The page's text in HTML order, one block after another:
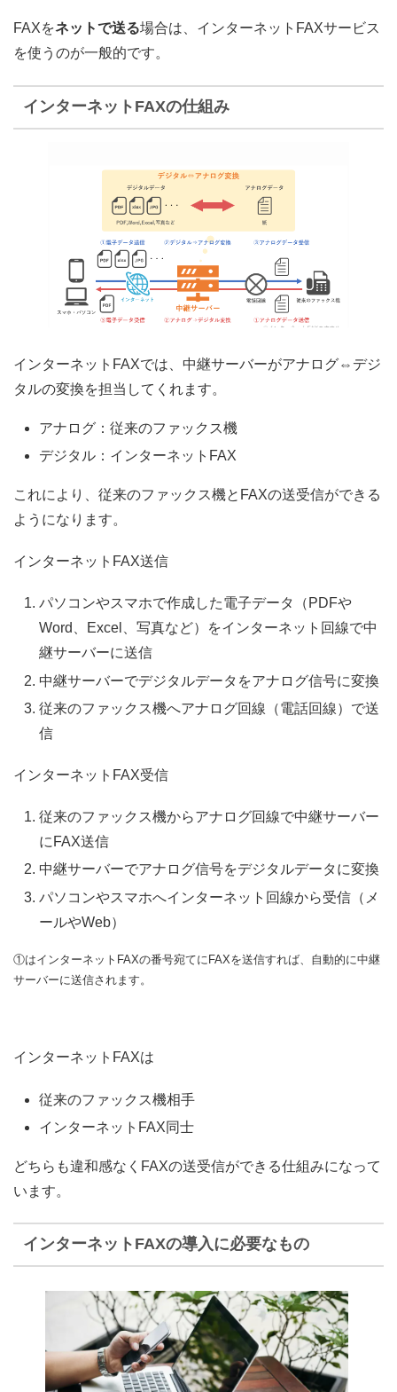
FAXをネットで送る場合は、インターネットFAXサービス
を使うのが一般的です。
インターネットFAXの仕組み
インターネットFAXでは、 中継サーバーがアナログ⇔デジ
タルの変換を担当してくれます。
アナログ：従来のファックス機
デジタル：インターネットFAX
これにより、 従来のファックス機とFAXの送受信ができる
ようになります。
インターネットFAX送信
パソコンやスマホで作成した電子データ（PDFや
Word、Excel、写真など）をインターネット回線で中
継サーバーに送信
中継サーバーでデジタルデータをアナログ信号に変換
従来のファックス機へアナログ回線（電話回線）で送
信
インターネットFAX受信
従来のファックス機からアナログ回線で中継サーバー
にFAX送信
中継サーバーでアナログ信号をデジタルデータに変換
パソコンやスマホへインターネット回線から受信（メ
ールやWeb）
①はインターネットFAXの番号宛てにFAXを送信すれば、自動的に中継
サーバーに送信されます。
インターネットFAXは
従来のファックス機相手
インターネットFAX同士
どちらも違和感なくFAXの送受信ができる仕組みになって
います。
インターネットFAXの導入に必要なもの